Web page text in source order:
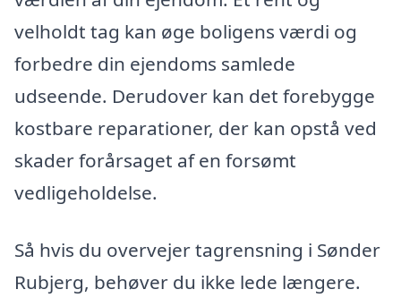
velholdt tag kan øge boligens værdi og
forbedre din ejendoms samlede
udseende. Derudover kan det forebygge
kostbare reparationer, der kan opstå ved
skader forårsaget af en forsømt
vedligeholdelse.
Så hvis du overvejer tagrensning i Sønder
Rubjerg, behøver du ikke lede længere.